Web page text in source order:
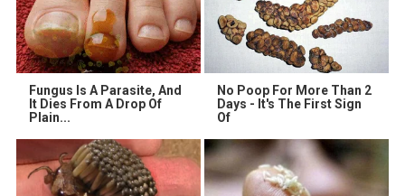
Fungus Is A Parasite, And
It Dies From A Drop Of
Plain...
No Poop For More Than 2
Days - It's The First Sign
Of